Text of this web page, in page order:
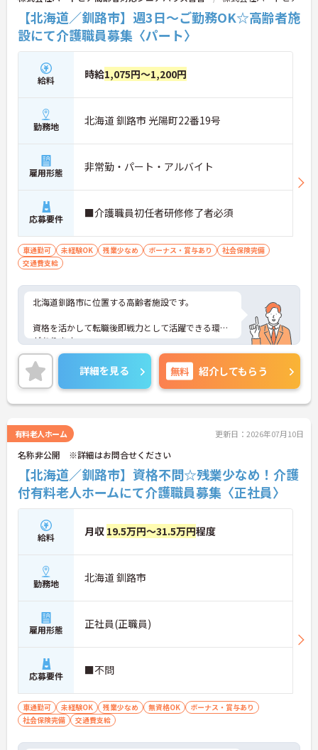
【北海道／釧路市】週3日～ご勤務OK☆高齢者施
設にて介護職員募集〈パート〉
給料 時給1,075円～1,200円
勤務地 北海道 釧路市 光陽町22番19号
雇用形態 非常勤・パート・アルバイト
応募要件 ■介護職員初任者研修修了者必須
車通勤可 未経験OK 残業少なめ ボーナス・賞与あり
社会保険完備
交通費支給
北海道釧路市に位置する高齢者施設です。
資格を活かして転職後即戦力として活躍できる環境
があります。
週3日からのご勤務が可能ですので、ご自身の生活
スタイルに合わせて無理のない範囲で働いていただ
けます。
に詳細をお話しいたしますのでお気軽にご相談くだ
さい！
詳細を見る 無料 紹介してもらう
有料老人ホーム 更新日：2026年07月10日
名称非公開 ※詳細はお問合せください
【北海道／釧路市】資格不問☆残業少なめ！介護
付有料老人ホームにて介護職員募集〈正社員〉
給料 月収 19.5万円～31.5万円程度
勤務地 北海道 釧路市
雇用形態 正社員(正職員)
応募要件 ■不問
車通勤可 未経験OK 残業少なめ 無資格OK
ボーナス・賞与あり
社会保険完備
交通費支給